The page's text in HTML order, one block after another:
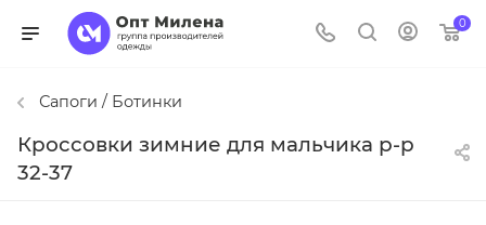
0
Сапоги / Ботинки
Кроссовки зимние для мальчика р-р
32-37